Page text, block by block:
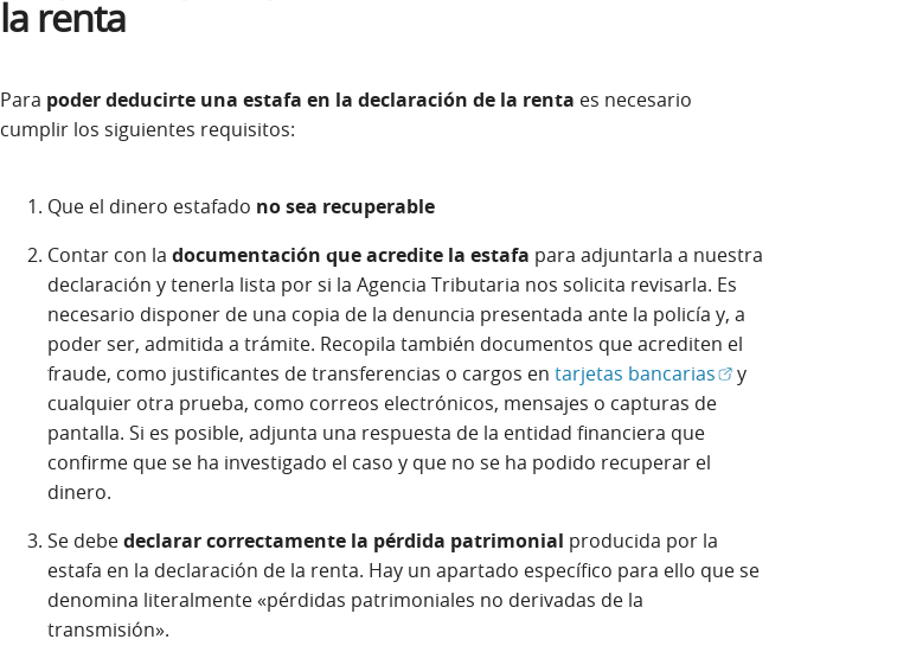
la renta
Para poder deducirte una estafa en la declaración de la renta es necesario
cumplir los siguientes requisitos:
Que el dinero estafado no sea recuperable
Contar con la documentación que acredite la estafa para adjuntarla a nuestra
declaración y tenerla lista por si la Agencia Tributaria nos solicita revisarla. Es
necesario disponer de una copia de la denuncia presentada ante la policía y, a
poder ser, admitida a trámite. Recopila también documentos que acrediten el
fraude, como justificantes de transferencias o cargos en tarjetas bancarias(Abrir en ventana
y
cualquier otra prueba, como correos electrónicos, mensajes o capturas de
pantalla. Si es posible, adjunta una respuesta de la entidad financiera que
confirme que se ha investigado el caso y que no se ha podido recuperar el
dinero.
Se debedeclarar correctamente la pérdida patrimonial producida por la
estafa en la declaración de la renta. Hay un apartado específico para ello que se
denomina literalmente «pérdidas patrimoniales no derivadas de la
transmisión».